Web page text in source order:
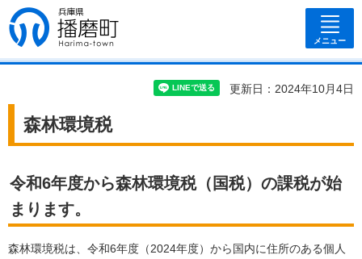
兵庫県 播磨
町
メニュー
更新日：2024年10月4日
森林環境税
令和6年度から森林環境税（国税）の課税が始
まります。
森林環境税は、令和6年度（2024年度）から国内に住所のある個人